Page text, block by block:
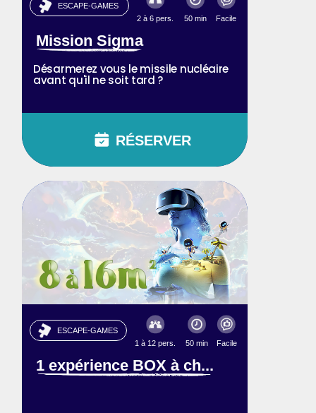
ESCAPE-GAMES
2 à 6 pers.
50 min Facile
Mission Sigma
Désarmerez vous le missile nucléaire
avant qu'il ne soit tard ?
RÉSERVER
ESCAPE-GAMES
1 à 12 pers.
50 min Facile
1 expérience BOX à ch...